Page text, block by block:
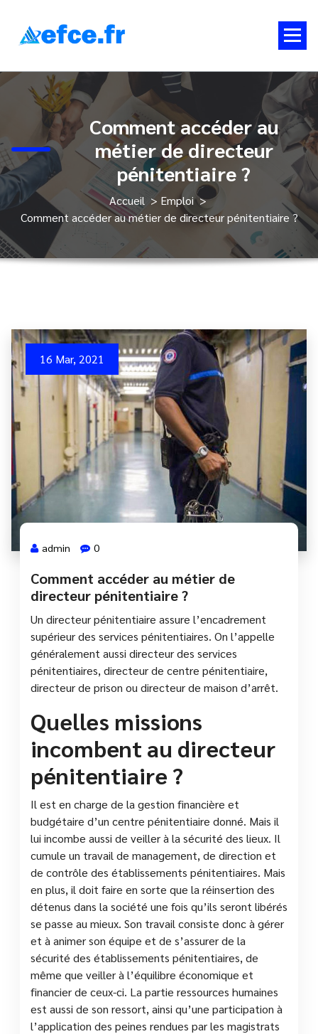
contenu
Comment accéder au
métier de directeur
pénitentiaire ?
Accueil> Emploi>
Comment accéder au métier de directeur pénitentiaire ?
16 Mar, 2021
admin 0
Comment accéder au métier de
directeur pénitentiaire ?
Un directeur pénitentiaire assure l’encadrement
supérieur des services pénitentiaires. On l’appelle
généralement aussi directeur des services
pénitentiaires, directeur de centre pénitentiaire,
directeur de prison ou directeur de maison d’arrêt.
Quelles missions
incombent au directeur
pénitentiaire ?
Il est en charge de la gestion financière et
budgétaire d’un centre pénitentiaire donné. Mais il
lui incombe aussi de veiller à la sécurité des lieux. Il
cumule un travail de management, de direction et
de contrôle des établissements pénitentiaires. Mais
en plus, il doit faire en sorte que la réinsertion des
détenus dans la société une fois qu’ils seront libérés
se passe au mieux. Son travail consiste donc à gérer
et à animer son équipe et de s’assurer de la
sécurité des établissements pénitentiaires, de
même que veiller à l’équilibre économique et
financier de ceux-ci. La partie ressources humaines
est aussi de son ressort, ainsi qu’une participation à
l’application des peines rendues par les magistrats